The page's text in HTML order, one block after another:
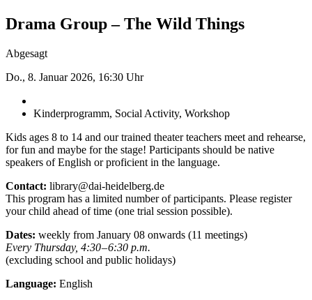
Drama Group – The Wild Things
Abgesagt
Do., 8. Januar 2026, 16:30 Uhr
Kinderprogramm, Social Activity, Workshop
Kids ages 8 to 14 and our trained theater teachers meet and rehearse,
for fun and maybe for the stage! Participants should be native
speakers of English or proficient in the language.
Contact: library@dai-heidelberg.de
This program has a limited number of participants. Please register
your child ahead of time (one trial session ­possible).
Dates: weekly from January 08 onwards (11 meetings)
Every Thursday, 4:30 – 6:30 p.m.
(excluding school and public holidays)
Language: English